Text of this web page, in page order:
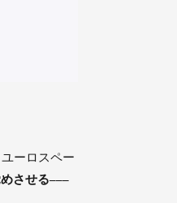
ーロスペー
させる–––